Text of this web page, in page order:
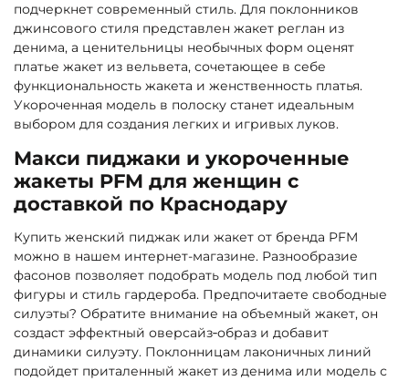
подчеркнет современный стиль. Для поклонников
джинсового стиля представлен жакет реглан из
денима, а ценительницы необычных форм оценят
платье жакет из вельвета, сочетающее в себе
функциональность жакета и женственность платья.
Укороченная модель в полоску станет идеальным
выбором для создания легких и игривых луков.
Макси пиджаки и укороченные
жакеты PFM для женщин с
доставкой по Краснодару
Купить женский пиджак или жакет от бренда PFM
можно в нашем интернет-магазине. Разнообразие
фасонов позволяет подобрать модель под любой тип
фигуры и стиль гардероба. Предпочитаете свободные
силуэты? Обратите внимание на объемный жакет, он
создаст эффектный оверсайз‑образ и добавит
динамики силуэту. Поклонницам лаконичных линий
подойдет приталенный жакет из денима или модель с